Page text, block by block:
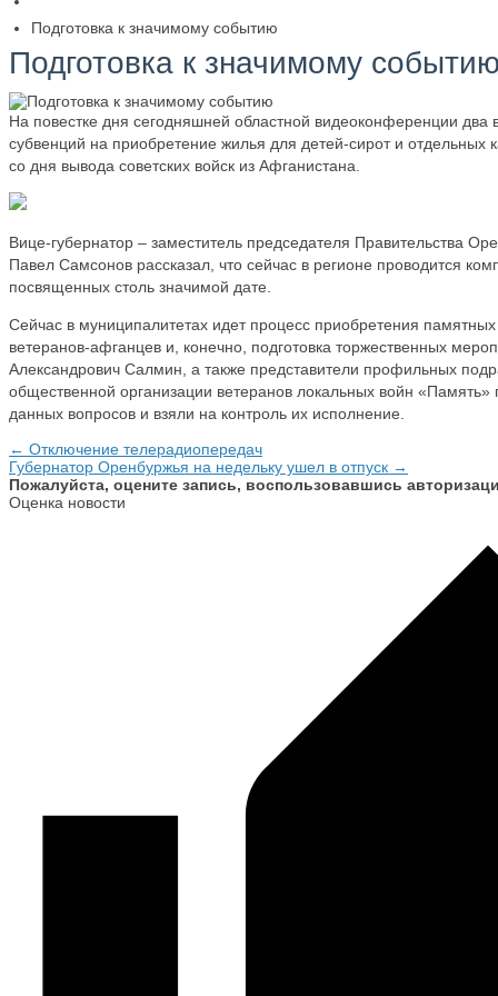
Подготовка к значимому событию
Подготовка к значимому
На повестке дня сегодняшней областной видеоконференции
субвенций на приобретение жилья для детей-сирот и отдельных
со дня вывода советских войск из Афганистана.
Вице-губернатор – заместитель председателя Правительства
Павел Самсонов рассказал, что сейчас в регионе проводится
посвященных столь значимой дате.
Сейчас в муниципалитетах идет процесс приобретения
ветеранов-афганцев и, конечно, подготовка торжественных
Александрович Салмин, а также представители профильных
общественной организации ветеранов локальных войн «Память»
данных вопросов и взяли на контроль их исполнение.
← Отключение телерадиопередач
Губернатор Оренбуржья на недельку ушел в отпуск →
Пожалуйста, оцените запись, воспользовавшись
Оценка новости